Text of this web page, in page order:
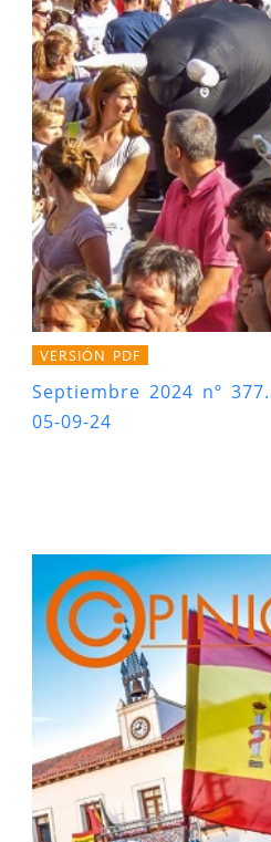
VERSIÓN PDF
Septiembre 2024 nº 377.
05-09-24